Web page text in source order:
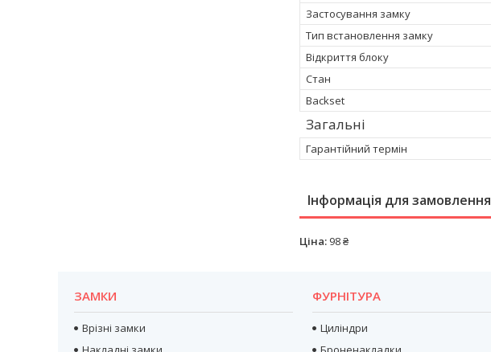
Застосування замку
Тип встановлення замку
Відкриття блоку
Стан
Backset
Загальні
Гарантійний термін
Інформація для замовлення
Ціна: 98 ₴
ЗАМКИ
Врізні замки
ФУРНІТУРА
Циліндри